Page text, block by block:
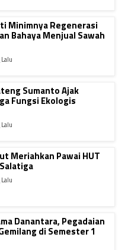
Minimnya Regenerasi
Bahaya Menjual Sawah
Sumanto Ajak
Fungsi Ekologis
Meriahkan Pawai HUT
Danantara, Pegadaian
di Semester 1